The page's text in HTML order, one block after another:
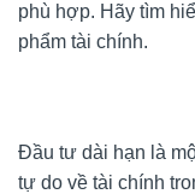
phù hợp. Hãy tìm
phẩm tài chính.
Đầu tư dài hạn là
tự do về tài chính